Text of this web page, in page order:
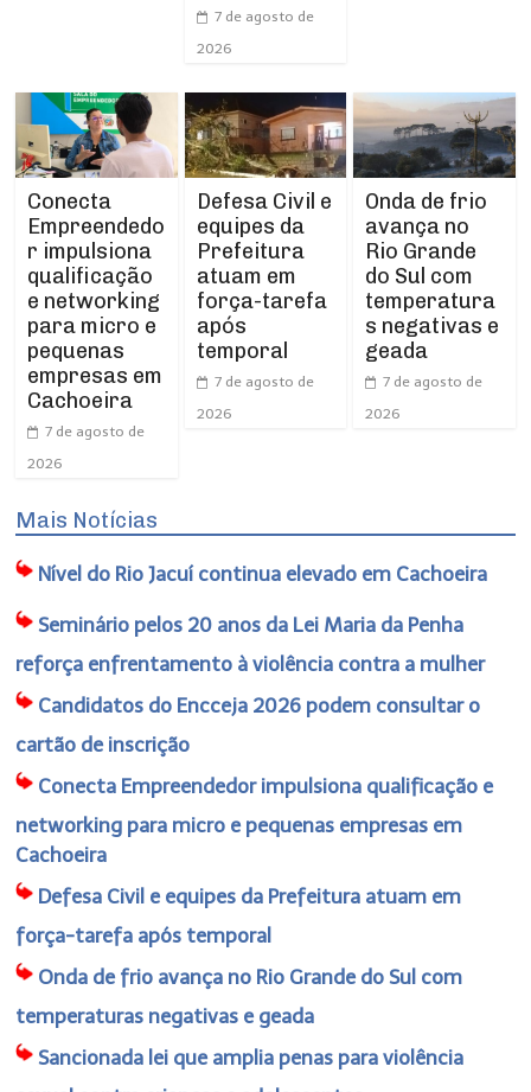
7 de agosto de
2026
Conecta
Empreendedo
r impulsiona
qualificação
e networking
para micro e
pequenas
empresas em
Cachoeira
7 de agosto de
2026
Defesa Civil e
equipes da
Prefeitura
atuam em
força-tarefa
após
temporal
7 de agosto de
2026
Onda de frio
avança no
Rio Grande
do Sul com
temperatura
s negativas e
geada
7 de agosto de
2026
Mais Notícias
Nível do Rio Jacuí continua elevado em Cachoeira
Seminário pelos 20 anos da Lei Maria da Penha
reforça enfrentamento à violência contra a mulher
Candidatos do Encceja 2026 podem consultar o
cartão de inscrição
Conecta Empreendedor impulsiona qualificação e
networking para micro e pequenas empresas em
Cachoeira
Defesa Civil e equipes da Prefeitura atuam em
força-tarefa após temporal
Onda de frio avança no Rio Grande do Sul com
temperaturas negativas e geada
Sancionada lei que amplia penas para violência